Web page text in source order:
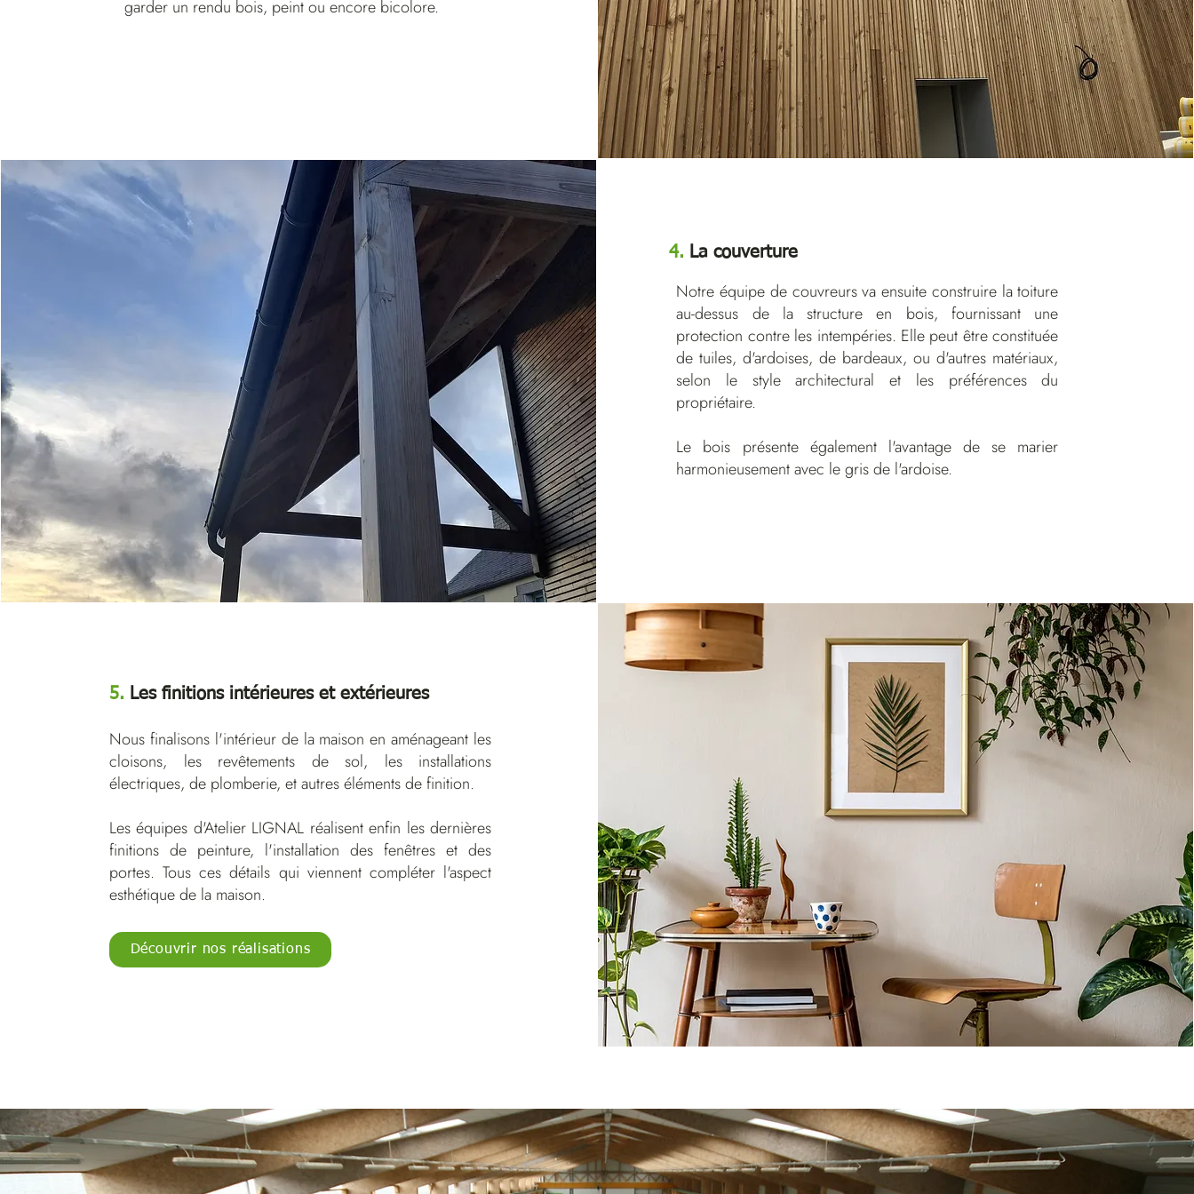
garder un rendu bois, peint ou encore bicolore.
4. La couverture
Notre équipe de couvreurs va ensuite construire la toiture
au-dessus de la structure en bois, fournissant une
protection contre les intempéries. Elle peut être constituée
de tuiles, d'ardoises, de bardeaux, ou d'autres matériaux,
selon le style architectural et les préférences du
propriétaire.
Le bois présente également l'avantage de se marier
harmonieusement avec le gris de l'ardoise.
5. Les finitions intérieures et extérieures
Nous finalisons l'intérieur de la maison en aménageant les
cloisons, les revêtements de sol, les installations
électriques, de plomberie, et autres éléments de finition.
Les équipes d'Atelier LIGNAL réalisent enfin les dernières
finitions de peinture, l'installation des fenêtres et des
portes. Tous ces détails qui viennent compléter l'aspect
esthétique de la maison.
Découvrir nos réalisations